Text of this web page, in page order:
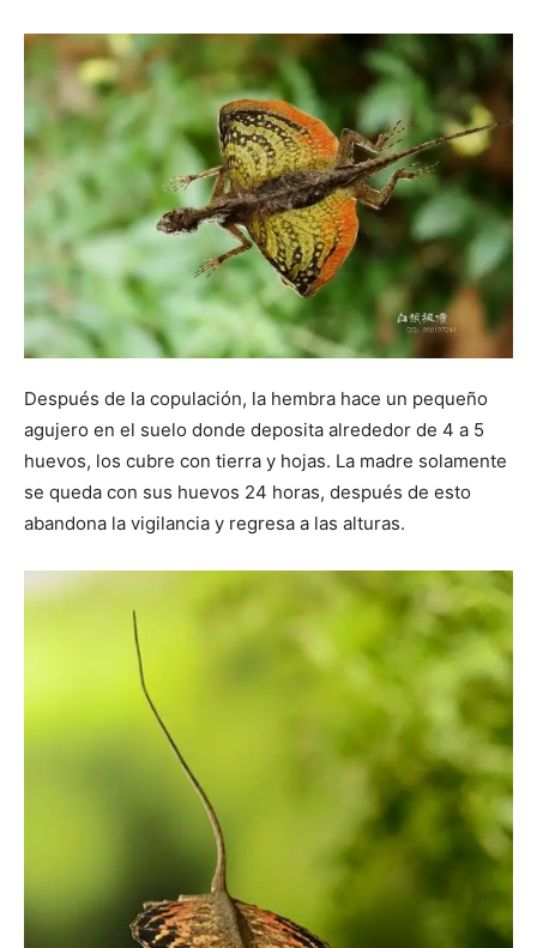
Después de la copulación, la hembra hace un pequeño
agujero en el suelo donde deposita alrededor de 4 a 5
huevos, los cubre con tierra y hojas. La madre solamente
se queda con sus huevos 24 horas, después de esto
abandona la vigilancia y regresa a las alturas.